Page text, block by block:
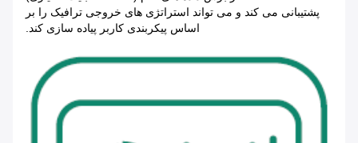
پشتیبانی می کند و می تواند استراتژی های خروجی ترافیک را بر
اساس پیکربندی کاربر پیاده سازی کند.